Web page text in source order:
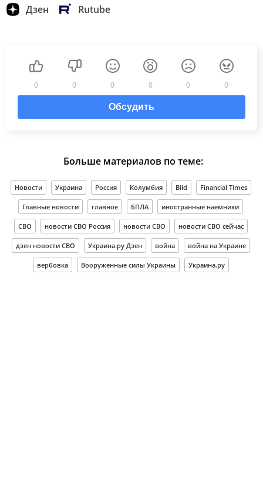
Дзен Rutube
0 0 0 0 0 0
Обсудить
Больше материалов по теме:
Новости Украина Россия Колумбия Bild Financial Times
Главные новости главное БПЛА иностранные наемники
СВО новости СВО Россия новости СВО новости СВО сейчас
дзен новости СВО Украина.ру Дзен война война на Украине
вербовка Вооруженные силы Украины Украина.ру